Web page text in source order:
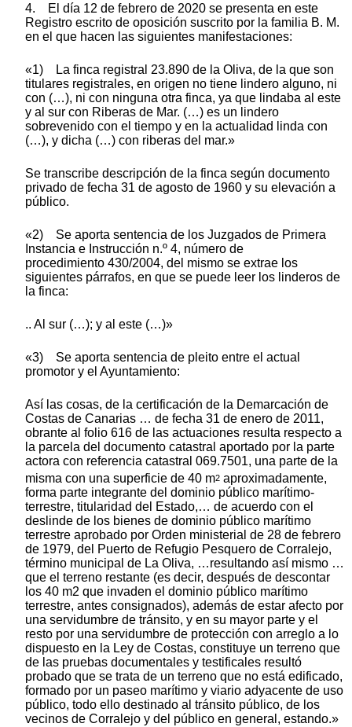
4. El día 12 de febrero de 2020 se presenta en este
Registro escrito de oposición suscrito por la familia B. M.
en el que hacen las siguientes manifestaciones:
«1) La finca registral 23.890 de la Oliva, de la que son
titulares registrales, en origen no tiene lindero alguno, ni
con (…), ni con ninguna otra finca, ya que lindaba al este
y al sur con Riberas de Mar. (…) es un lindero
sobrevenido con el tiempo y en la actualidad linda con
(…), y dicha (…) con riberas del mar.»
Se transcribe descripción de la finca según documento
privado de fecha 31 de agosto de 1960 y su elevación a
público.
«2) Se aporta sentencia de los Juzgados de Primera
Instancia e Instrucción n.º 4, número de
procedimiento 430/2004, del mismo se extrae los
siguientes párrafos, en que se puede leer los linderos de
la finca:
.. Al sur (…); y al este (…)»
«3) Se aporta sentencia de pleito entre el actual
promotor y el Ayuntamiento:
Así las cosas, de la certificación de la Demarcación de
Costas de Canarias … de fecha 31 de enero de 2011,
obrante al folio 616 de las actuaciones resulta respecto a
la parcela del documento catastral aportado por la parte
actora con referencia catastral 069.7501, una parte de la
misma con una superficie de 40 m2 aproximadamente,
forma parte integrante del dominio público marítimo-
terrestre, titularidad del Estado,… de acuerdo con el
deslinde de los bienes de dominio público marítimo
terrestre aprobado por Orden ministerial de 28 de febrero
de 1979, del Puerto de Refugio Pesquero de Corralejo,
término municipal de La Oliva, …resultando así mismo …
que el terreno restante (es decir, después de descontar
los 40 m2 que invaden el dominio público marítimo
terrestre, antes consignados), además de estar afecto por
una servidumbre de tránsito, y en su mayor parte y el
resto por una servidumbre de protección con arreglo a lo
dispuesto en la Ley de Costas, constituye un terreno que
de las pruebas documentales y testificales resultó
probado que se trata de un terreno que no está edificado,
formado por un paseo marítimo y viario adyacente de uso
público, todo ello destinado al tránsito público, de los
vecinos de Corralejo y del público en general, estando.»